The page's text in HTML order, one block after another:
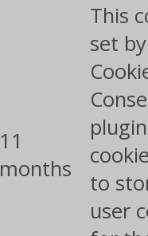
11
months
This
set
to
user